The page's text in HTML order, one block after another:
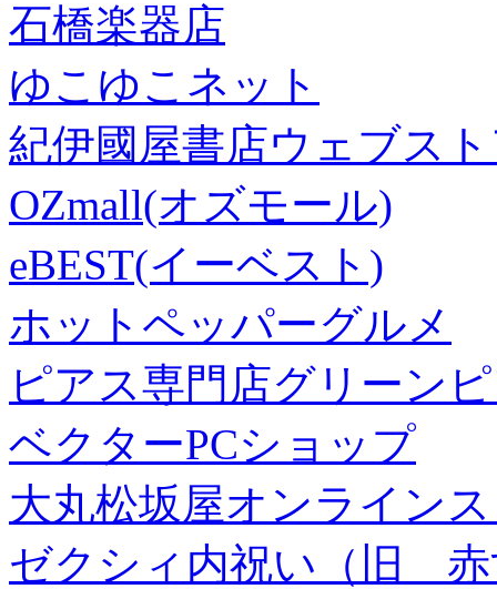
石橋楽器店
ゆこゆこネット
紀伊國屋書店ウェブス
OZmall(オズモール)
eBEST(イーベスト)
ホットペッパーグルメ
ピアス専門店グリーン
ベクターPCショップ
大丸松坂屋オンライン
ゼクシィ内祝い（旧 赤